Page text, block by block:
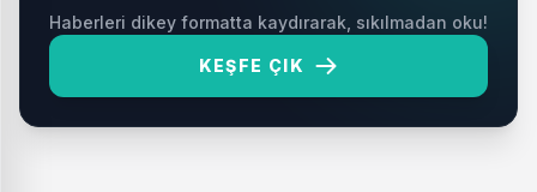
Haberleri dikey formatta kaydırarak, sıkılmadan oku!
KEŞFE ÇIK